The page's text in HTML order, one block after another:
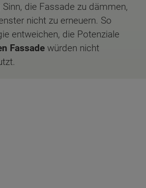
die Fassade zu dämmen,
nicht zu erneuern. So
entweichen, die Potenziale
Fassade würden nicht